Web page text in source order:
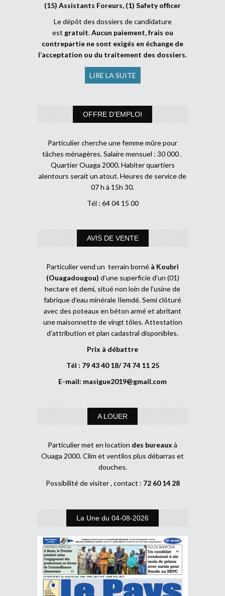
(15) Assistants Foreurs, (1) Safety officer
Le dépôt des dossiers de candidature
est gratuit.Aucun paiement, frais ou
contrepartie ne sont exigés en échange de
l’acceptation ou du traitement des dossiers.
LIRE LA SUITE
OFFRE D’EMPLOI
Particulier cherche une femme mûre pour
tâches ménagères. Salaire mensuel : 30 000 .
Quartier Ouaga 2000. Habiter quartiers
alentours serait un atout. Heures de service de
07 h à 15h 30.
Tél : 64 04 15 00
AVIS DE VENTE
Particulier vend un terrain borné à Koubri
(Ouagadougou) d’une superficie d’un (01)
hectare et demi, situé non loin de l’usine de
fabrique d’eau minérale Ilemdé. Semi clôturé
avec des poteaux en béton armé et abritant
une maisonnette de vingt tôles. Attestation
d’attribution et plan cadastral disponibles.
Prix à débattre
Tél : 79 43 40 18/ 74 74 11 25
E-mail: masigue2019@gmail.com
A LOUER
Particulier met en location des bureaux à
Ouaga 2000. Clim et ventilos plus débarras et
douches.
Possibilité de visiter , contact : 72 60 14 28
La Une du 04-08-2026